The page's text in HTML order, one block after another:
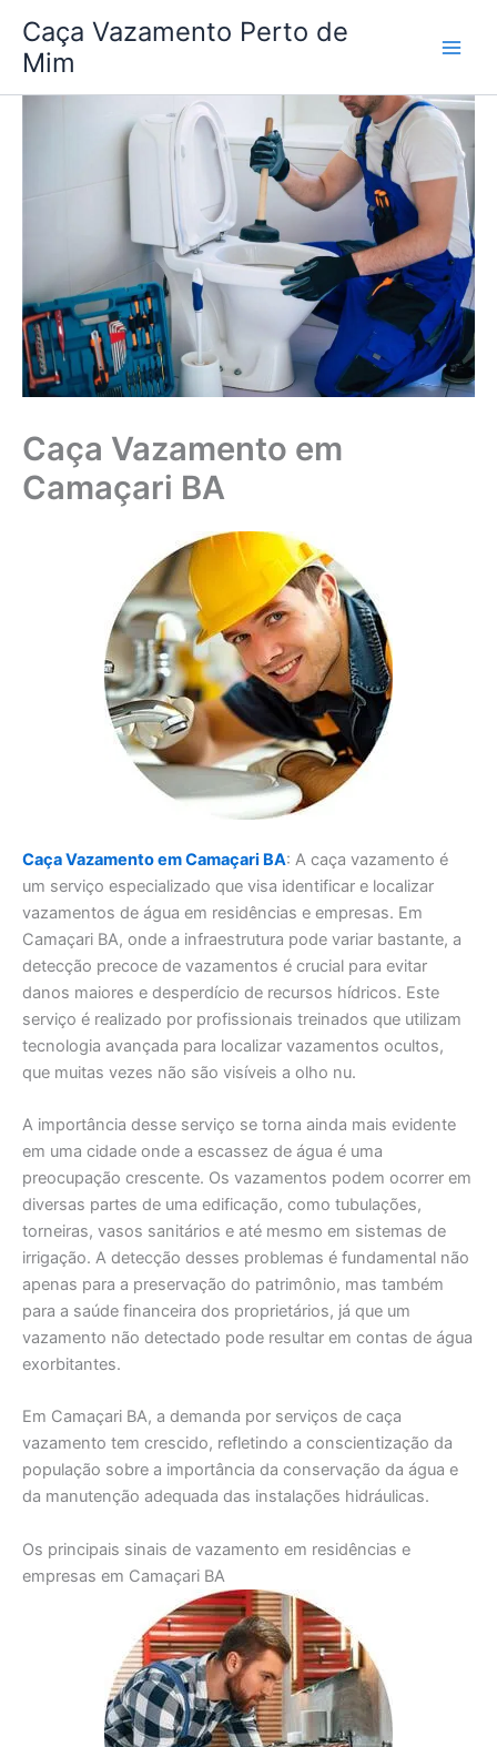
para
conteúdo
Caça Vazamento Perto de
Mim
Caça Vazamento em
Camaçari BA
Caça Vazamento em Camaçari BA: A caça vazamento é
um serviço especializado que visa identificar e localizar
vazamentos de água em residências e empresas. Em
Camaçari BA, onde a infraestrutura pode variar bastante, a
detecção precoce de vazamentos é crucial para evitar
danos maiores e desperdício de recursos hídricos. Este
serviço é realizado por profissionais treinados que utilizam
tecnologia avançada para localizar vazamentos ocultos,
que muitas vezes não são visíveis a olho nu.
A importância desse serviço se torna ainda mais evidente
em uma cidade onde a escassez de água é uma
preocupação crescente. Os vazamentos podem ocorrer em
diversas partes de uma edificação, como tubulações,
torneiras, vasos sanitários e até mesmo em sistemas de
irrigação. A detecção desses problemas é fundamental não
apenas para a preservação do patrimônio, mas também
para a saúde financeira dos proprietários, já que um
vazamento não detectado pode resultar em contas de água
exorbitantes.
Em Camaçari BA, a demanda por serviços de caça
vazamento tem crescido, refletindo a conscientização da
população sobre a importância da conservação da água e
da manutenção adequada das instalações hidráulicas.
Os principais sinais de vazamento em residências e
empresas em Camaçari BA